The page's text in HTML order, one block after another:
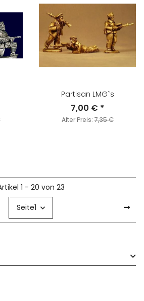
Partisan LMG`s
7,00 € *
Alter Preis:7,35 €
1 - 20 von 23
Seite1